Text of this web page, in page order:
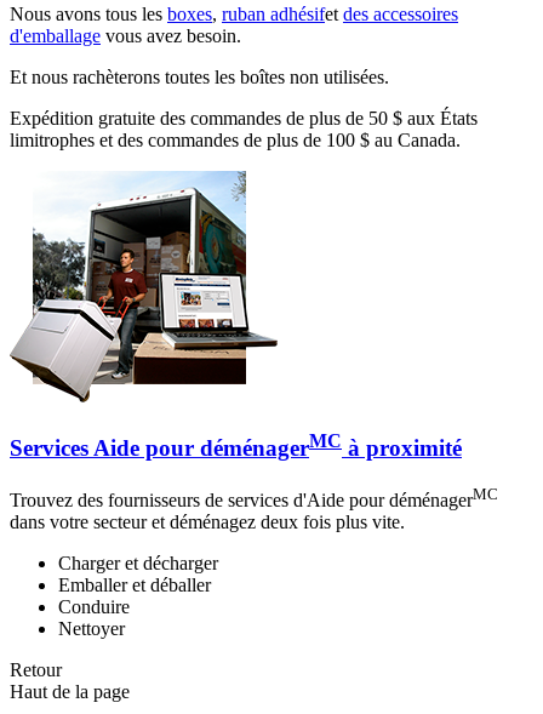
Nous avons tous les boxes, ruban adhésifetdes accessoires
d'emballage vous avez besoin.
Et nous rachèterons toutes les boîtes non utilisées.
Expédition gratuite des commandes de plus de 50 $ aux États
limitrophes et des commandes de plus de 100 $ au Canada.
Services Aide pour déménagerMC à proximité
Trouvez des fournisseurs de services d'Aide pour déménagerMC
dans votre secteur et déménagez deux fois plus vite.
Charger et décharger
Emballer et déballer
Conduire
Nettoyer
Retour
Haut de la page